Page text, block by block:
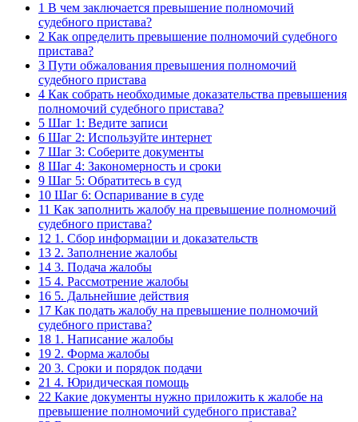
1 В чем заключается превышение полномочий
судебного пристава?
2 Как определить превышение полномочий судебного
пристава?
3 Пути обжалования превышения полномочий
судебного пристава
4 Как собрать необходимые доказательства превышения
полномочий судебного пристава?
5 Шаг 1: Ведите записи
6 Шаг 2: Используйте интернет
7 Шаг 3: Соберите документы
8 Шаг 4: Закономерность и сроки
9 Шаг 5: Обратитесь в суд
10 Шаг 6: Оспаривание в суде
11 Как заполнить жалобу на превышение полномочий
судебного пристава?
12 1. Сбор информации и доказательств
13 2. Заполнение жалобы
14 3. Подача жалобы
15 4. Рассмотрение жалобы
16 5. Дальнейшие действия
17 Как подать жалобу на превышение полномочий
судебного пристава?
18 1. Написание жалобы
19 2. Форма жалобы
20 3. Сроки и порядок подачи
21 4. Юридическая помощь
22 Какие документы нужно приложить к жалобе на
превышение полномочий судебного пристава?